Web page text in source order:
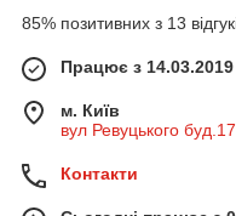
85% позитивних з 13
Працює з 14.03.2019
м. Київ
вул Ревуцького
Контакти